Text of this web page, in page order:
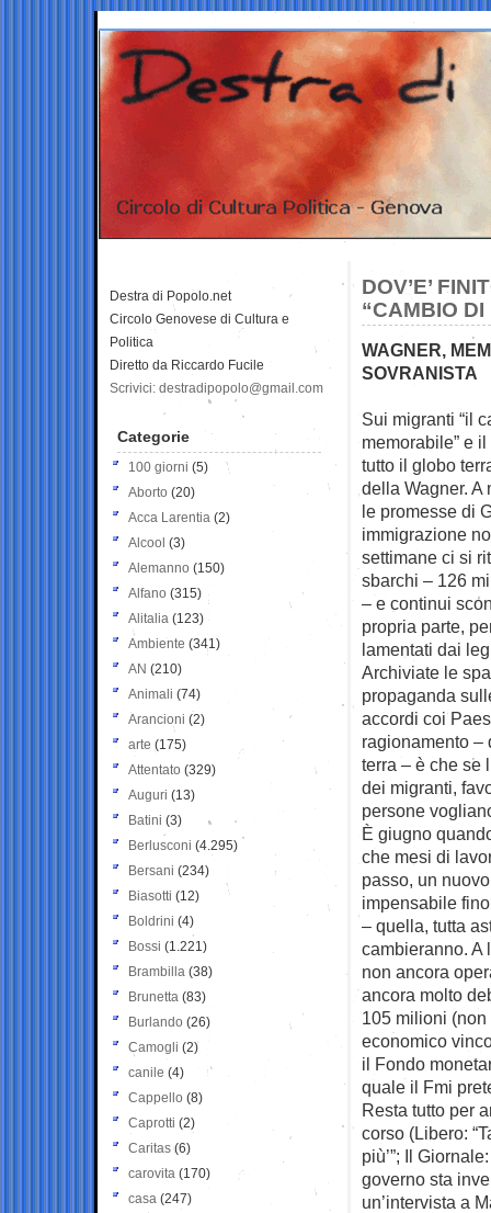
DOV’E’
“CAMBIO
WAGNER,
SOVRANISTA
Sui migranti “il
memorabile” e
tutto il globo
della Wagner. A
le promesse di
immigrazione
settimane ci si
sbarchi – 126
– e continui
propria parte,
lamentati dai
Archiviate le
propaganda
accordi coi
ragionamento –
terra – è che se
dei migranti,
persone
È giugno
che mesi di
passo, un
impensabile
– quella, tutta
cambieranno. A
non ancora
ancora molto
105 milioni
economico
il Fondo
quale il Fmi
Resta tutto per
corso (Libero:
più’”; Il
governo sta
un’intervista a
Destra di Popolo.net
Circolo Genovese di Cultura e
Politica
Diretto da Riccardo Fucile
Scrivici: destradipopolo@gmail.com
Categorie
100 giorni (5)
Aborto (20)
Acca Larentia (2)
Alcool (3)
Alemanno (150)
Alfano (315)
Alitalia (123)
Ambiente (341)
AN (210)
Animali (74)
Arancioni (2)
arte (175)
Attentato (329)
Auguri (13)
Batini (3)
Berlusconi (4.295)
Bersani (234)
Biasotti (12)
Boldrini (4)
Bossi (1.221)
Brambilla (38)
Brunetta (83)
Burlando (26)
Camogli (2)
canile (4)
Cappello (8)
Caprotti (2)
Caritas (6)
carovita (170)
casa (247)